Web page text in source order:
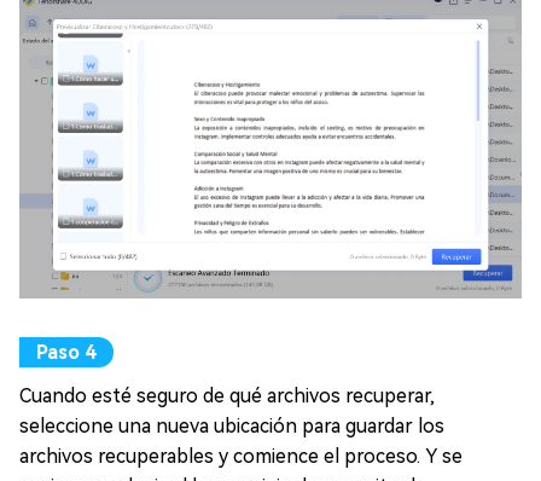
Cuando esté seguro de qué archivos recuperar,
seleccione una nueva ubicación para guardar los
archivos recuperables y comience el proceso. Y se